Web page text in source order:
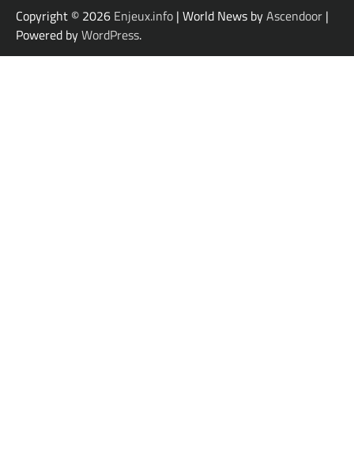
Copyright © 2026 Enjeux.info | World News byAscendoor |
Powered byWordPress.